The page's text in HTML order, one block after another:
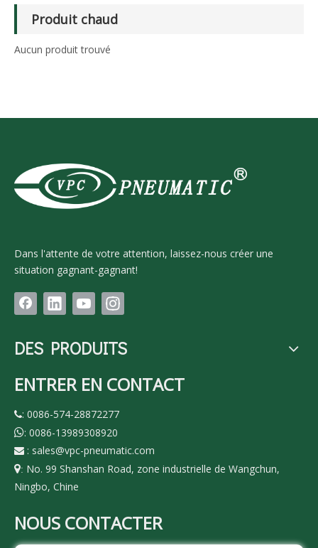
Produit chaud
Aucun produit trouvé
Dans l'attente de votre attention, laissez-nous créer une
situation gagnant-gagnant!
DES PRODUITS
ENTRER EN CONTACT
: 0086-574-28872277
: 0086-13989308920
 : sales@vpc-pneumatic.com
: No. 99 Shanshan Road, zone industrielle de Wangchun,
Ningbo, Chine
NOUS CONTACTER